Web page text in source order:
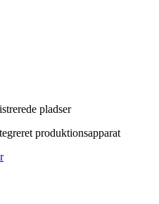
pladser
produktionsapparat